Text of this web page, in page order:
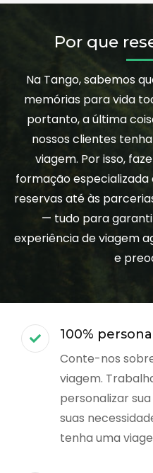
Por que
Na Tango, sabemos
memórias para vida
portanto, a última
nossos clientes
viagem. Por isso,
formação especializada
reservas até às
— tudo para
experiência de viagem
e
100%
Conte-nos
viagem.
personalizar
suas
tenha uma